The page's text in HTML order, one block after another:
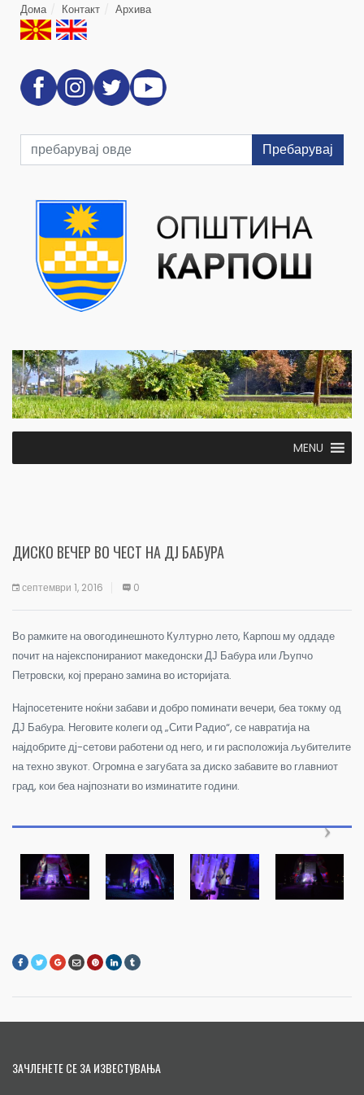
Дома Контакт Архива
Пребарувај
MENU
ДИСКО ВЕЧЕР ВО ЧЕСТ НА ДЈ БАБУРА
септември 1, 2016 0
Во рамките на овогодинешното Културно лето, Карпош му оддаде
почит на најекспонираниот македонски ДЈ Бабура или Љупчо
Петровски, кој прерано замина во историјата.
Најпосетените ноќни забави и добро поминати вечери, беа токму од
ДЈ Бабура. Неговите колеги од „Сити Радио“, се навратија на
најдобрите дј-сетови работени од него, и ги расположија љубителите
на техно звукот. Огромна е загубата за диско забавите во главниот
град, кои беа најпознати во изминатите години.
ЗАЧЛЕНЕТЕ СЕ ЗА ИЗВЕСТУВАЊА